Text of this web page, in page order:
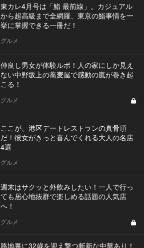
東カレ4月号は「鮨 最前線」。カジュアル
から超高級まで全網羅、東京の鮨事情を一
挙に掌握できる一冊だ！
グルメ
仲良し男女が体験ルポ！人の家にしか見え
ない中野坂上の蕎麦屋で感動の嵐が巻き起
こる！
グルメ
ここが、港区デートレストランの真骨頂
だ！彼女がきっと喜んでくれる大人の名店
4選
グルメ
週末はサクッと外飲みしたい！一人で行っ
ても居心地抜群で楽しめる話題の人気店
へ！
グルメ
路地裏に32歳を迎え撃つ斬新な中華あり！